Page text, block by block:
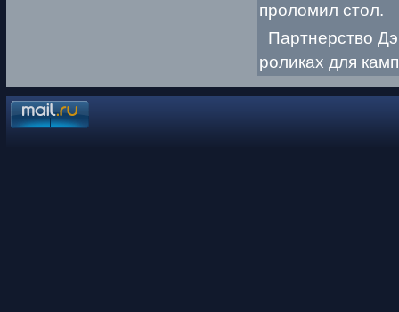
проломил стол.
Партнерство
роликах для